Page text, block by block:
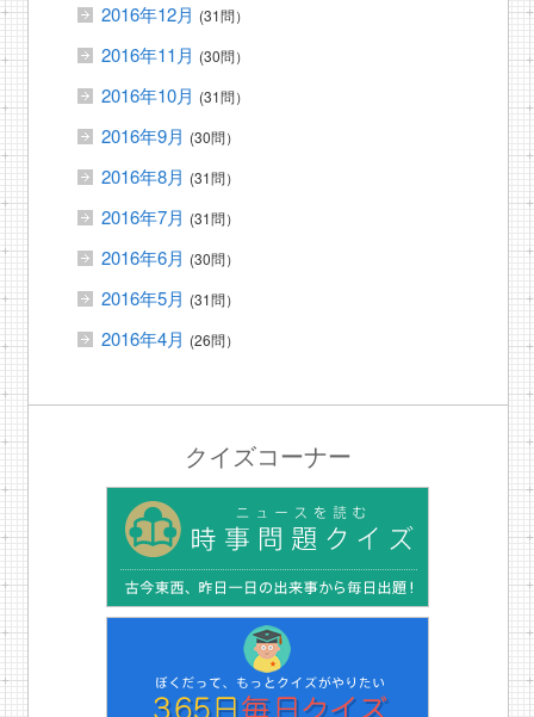
2016年12月 (31問）
2016年11月 (30問）
2016年10月 (31問）
2016年9月 (30問）
2016年8月 (31問）
2016年7月 (31問）
2016年6月 (30問）
2016年5月 (31問）
2016年4月 (26問）
クイズコーナー